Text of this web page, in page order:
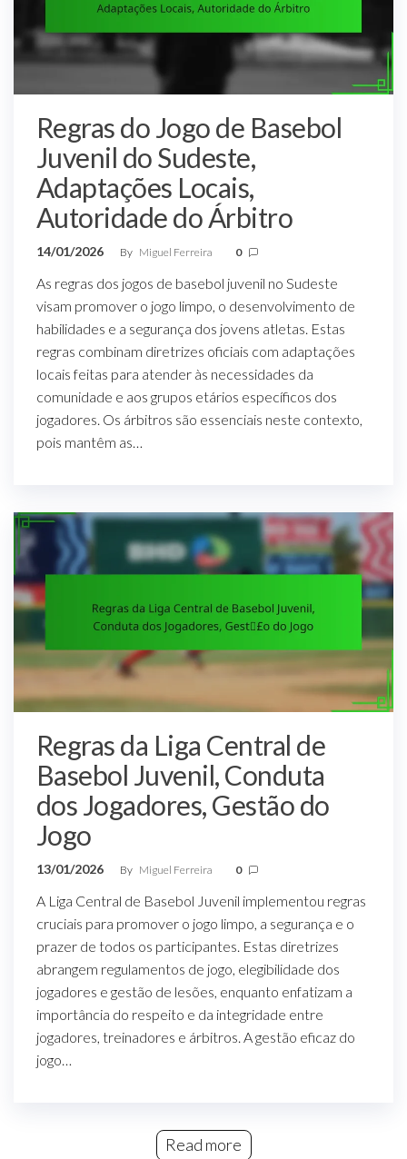
Regras do Jogo de Basebol
Juvenil do Sudeste,
Adaptações Locais,
Autoridade do Árbitro
14/01/2026 By Miguel Ferreira 0
As regras dos jogos de basebol juvenil no Sudeste
visam promover o jogo limpo, o desenvolvimento de
habilidades e a segurança dos jovens atletas. Estas
regras combinam diretrizes oficiais com adaptações
locais feitas para atender às necessidades da
comunidade e aos grupos etários específicos dos
jogadores. Os árbitros são essenciais neste contexto,
pois mantêm as…
Regras da Liga Central de
Basebol Juvenil, Conduta
dos Jogadores, Gestão do
Jogo
13/01/2026 By Miguel Ferreira 0
A Liga Central de Basebol Juvenil implementou regras
cruciais para promover o jogo limpo, a segurança e o
prazer de todos os participantes. Estas diretrizes
abrangem regulamentos de jogo, elegibilidade dos
jogadores e gestão de lesões, enquanto enfatizam a
importância do respeito e da integridade entre
jogadores, treinadores e árbitros. A gestão eficaz do
jogo…
Read more